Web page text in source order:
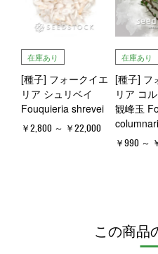
在庫あり
[種子] フォークイエ
リア シュリベイ
Fouquieria shrevei
￥2,800 ～ ￥22,000
在庫あり
[種子] フ
リア コ
観峰玉
￥990 ～
この商品